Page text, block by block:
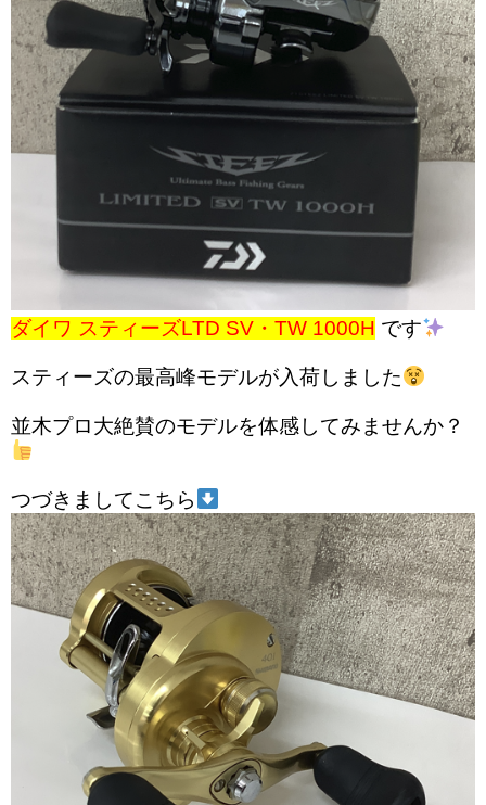
ダイワ スティーズLTD SV・TW 1000H です
スティーズの最高峰モデルが入荷しました
並木プロ大絶賛のモデルを体感してみませんか？
つづきましてこちら